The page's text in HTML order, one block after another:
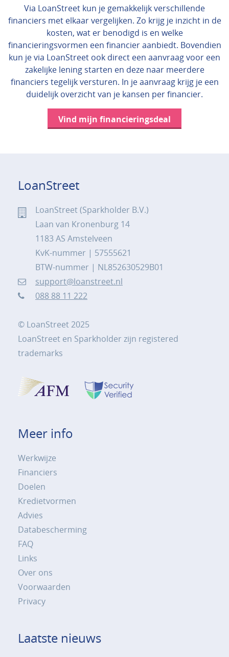
Via LoanStreet kun je gemakkelijk verschillende
financiers met elkaar vergelijken. Zo krijg je inzicht in de
kosten, wat er benodigd is en welke
financieringsvormen een financier aanbiedt. Bovendien
kun je via LoanStreet ook direct een aanvraag voor een
zakelijke lening starten en deze naar meerdere
financiers tegelijk versturen. In je aanvraag krijg je een
duidelijk overzicht van je kansen per financier.
Vind mijn financieringsdeal
LoanStreet
LoanStreet (Sparkholder B.V.)
Laan van Kronenburg 14
1183 AS Amstelveen
KvK-nummer | 57555621
BTW-nummer | NL852630529B01
support@loanstreet.nl
088 88 11 222
© LoanStreet 2025
LoanStreet en Sparkholder zijn registered
trademarks
Meer info
Werkwijze
Financiers
Doelen
Kredietvormen
Advies
Databescherming
FAQ
Links
Over ons
Voorwaarden
Privacy
Laatste nieuws